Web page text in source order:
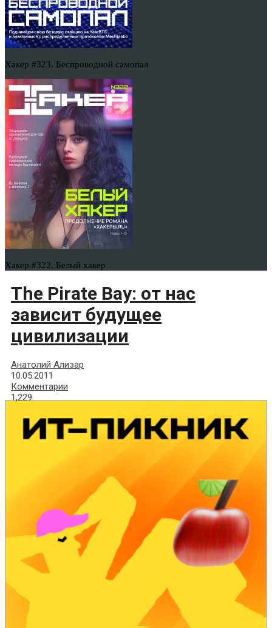
Хакер #323. Беспроводной самопал
Хакер #322. Белый хакер
The Pirate Bay: от нас
зависит будущее
цивилизации
Анатолий Ализар
10.05.2011
Комментарии
1,229